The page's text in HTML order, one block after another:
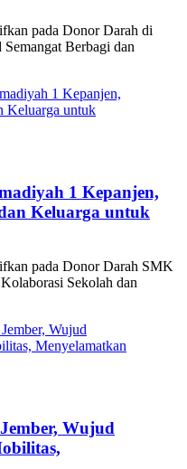
pada Donor Darah di
Berbagi dan
1 Kepanjen,
Keluarga untuk
pada Donor Darah SMK
Sekolah dan
Wujud